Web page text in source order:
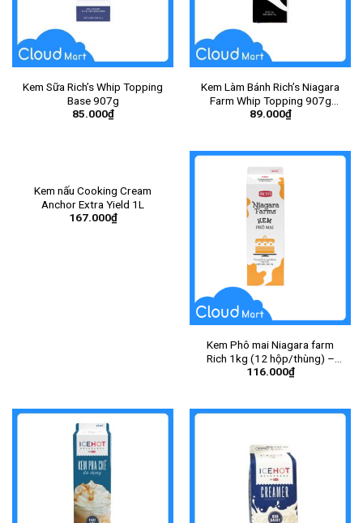
Kem Sữa Rich’s Whip Topping
Base 907g
85.000₫
Kem Làm Bánh Rich’s Niagara
Farm Whip Topping 907g
(MÀU ĐEN)
89.000₫
Kem nấu Cooking Cream
Anchor Extra Yield 1L
167.000₫
Kem Phô mai Niagara farm
Rich 1kg (12 hộp/thùng) –
Hộp
116.000₫